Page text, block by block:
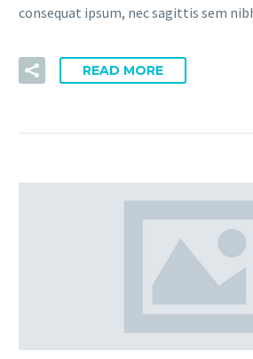
consequat ipsum, nec sagittis sem
READ MORE